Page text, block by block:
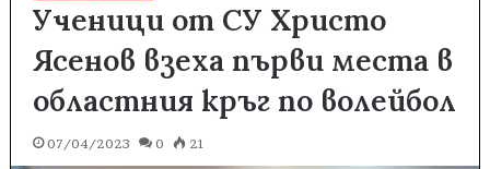
Ученици от СУ Христо
Ясенов взеха първи места в
областния кръг по волейбол
07/04/2023 0 21